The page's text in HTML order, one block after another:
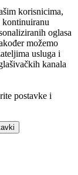
korisnicima,
kontinuiranu
oglasa
možemo
usluga i
kanala
postavke i